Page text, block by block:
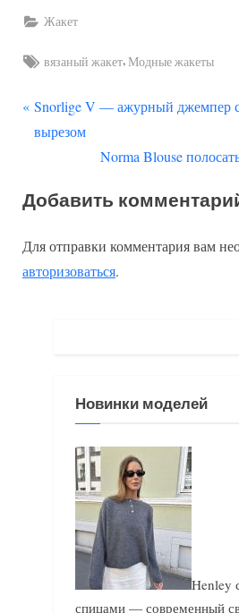
Жакет
Tags:
вязаный жакет,Модные жакеты
Навигация
по
записям
П
р
ы
у
щ
Snorlige V — ажурный джемпер
вырезом
С
е
у
ю
а
п
и
с
ь
:
Norma Blouse
Добавить
Для отправки комментария вам
авторизоваться.
Новинки моделей
Henley
спицами — современный